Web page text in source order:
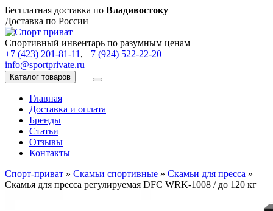
Бесплатная доставка по Владивостоку
Доставка по России
Спортивный инвентарь по разумным ценам
+7 (423) 201-81-11 , +7 (924) 522-22-20
info@sportprivate.ru
Каталог товаров
Главная
Доставка и оплата
Бренды
Статьи
Отзывы
Контакты
Спорт-приват » Скамьи спортивные » Скамьи для пресса »
Скамья для пресса регулируемая DFC WRK-1008 / до 120 кг